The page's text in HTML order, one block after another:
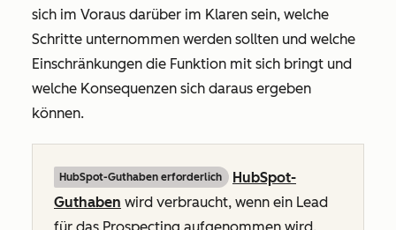
sich im Voraus darüber im Klaren sein, welche
Schritte unternommen werden sollten und welche
Einschränkungen die Funktion mit sich bringt und
welche Konsequenzen sich daraus ergeben
können.
HubSpot-Guthaben erforderlich
HubSpot-
Guthaben wird verbraucht, wenn ein Lead